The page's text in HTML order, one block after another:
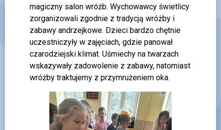
magiczny salon wróżb. Wychowawcy świetlicy
zorganizowali zgodnie z tradycją wróżby i
zabawy andrzejkowe. Dzieci bardzo chętnie
uczestniczyły w zajęciach, gdzie panował
czarodziejski klimat. Uśmiechy na twarzach
wskazywały zadowolenie z zabawy, natomiast
wróżby traktujemy z przymrużeniem oka.